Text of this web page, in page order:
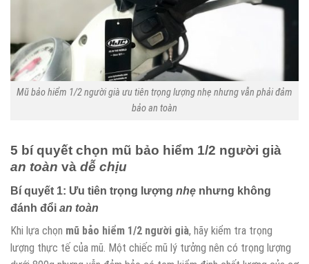
Mũ bảo hiểm 1/2 người già ưu tiên trọng lượng nhẹ nhưng vẫn phải đảm
bảo an toàn
5 bí quyết chọn mũ bảo hiểm 1/2 người già
an toàn và dễ chịu
Bí quyết 1: Ưu tiên trọng lượng nhẹ nhưng không
đánh đổi an toàn
Khi lựa chọn mũ bảo hiểm 1/2 người già, hãy kiểm tra trọng
lượng thực tế của mũ. Một chiếc mũ lý tưởng nên có trọng lượng